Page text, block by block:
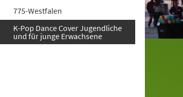
775-Westfalen
K-Pop Dance Cover Jugendliche
und für junge Erwachsene